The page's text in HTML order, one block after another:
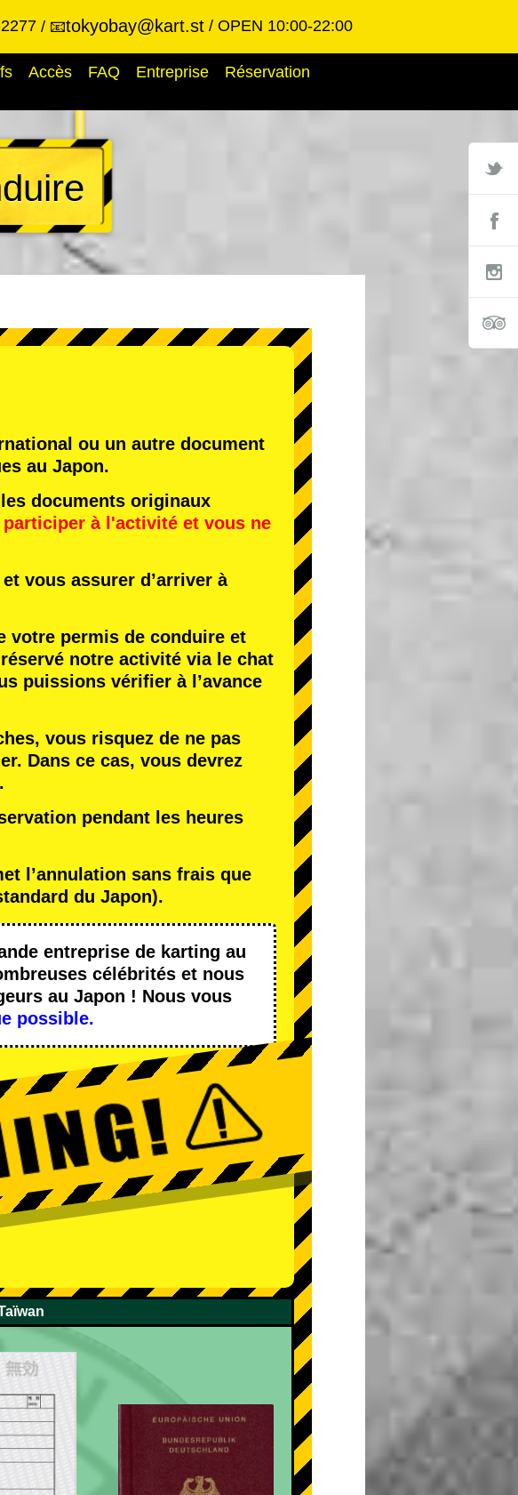
📧tokyobay@kart.st OPEN 10:00-22:00
Accès FAQ Entreprise
Réservation
ou un autre document
au Japon.
documents originaux
participer à l'activité et vous ne
vous assurer d’arriver à
votre permis de conduire et
notre activité via le chat
puissions vérifier à l’avance
vous risquez de ne pas
Dans ce cas, vous devrez
pendant les heures
l’annulation sans frais que
du Japon).
entreprise de karting au
célébrités et nous
au Japon ! Nous vous
possible.